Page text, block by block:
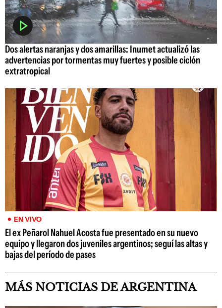
Dos alertas naranjas y dos amarillas: Inumet actualizó las
advertencias por tormentas muy fuertes y posible ciclón
extratropical
EN VIVO
El ex Peñarol Nahuel Acosta fue presentado en su nuevo
equipo y llegaron dos juveniles argentinos; seguí las altas y
bajas del período de pases
MÁS NOTICIAS DE ARGENTINA